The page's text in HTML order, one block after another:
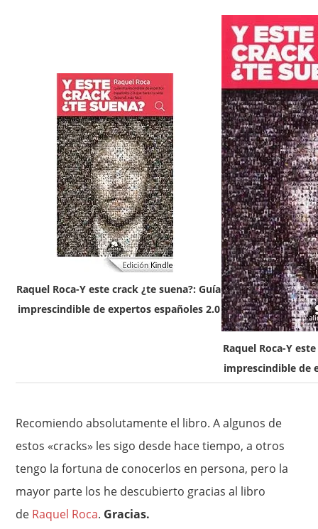
Raquel Roca-Y este crack ¿te suena?: Guía
imprescindible de expertos españoles 2.0
Raquel Roca-Y
imprescindible de
Recomiendo absolutamente el libro. A algunos de
estos «cracks» les sigo desde hace tiempo, a otros
tengo la fortuna de conocerlos en persona, pero la
mayor parte los he descubierto gracias al libro
de Raquel Roca. Gracias.